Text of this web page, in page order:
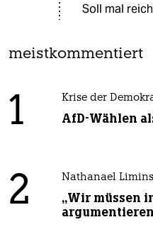
Soll mal
meistkommentiert
1 Krise der
AfD-Wählen
2 Nathanael
„Wir müssen